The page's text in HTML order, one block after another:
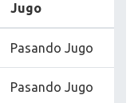
Jugo
Pasando Jugo
Pasando Jugo